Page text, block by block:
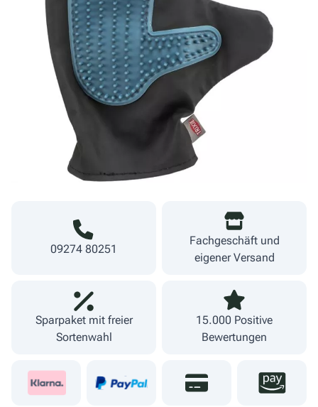
Kurzhaar und Rauhaar.
3,99 € Menge
Warenkorb
zzgl. Versand Lieferzeit 1-3 Werktage
09274 80251
Fachgeschäft und
eigener Versand
Sparpaket mit freier
Sortenwahl
15.000 Positive
Bewertungen